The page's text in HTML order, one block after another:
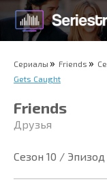
Сериалы Friends
Gets Caught
Friends
Друзья
Сезон 10 / Эпизод